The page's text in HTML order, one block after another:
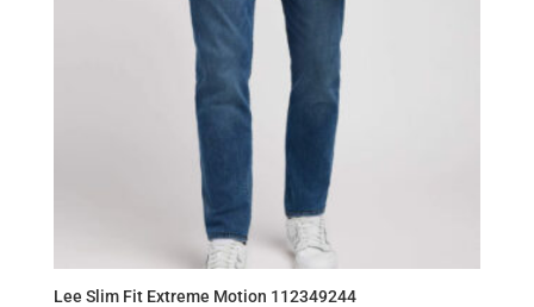
Lee Slim Fit Extreme Motion 112349244